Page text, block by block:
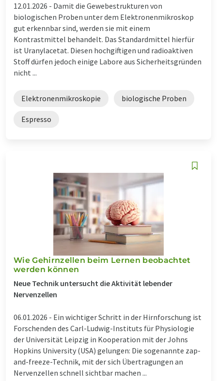
12.01.2026 - Damit die Gewebestrukturen von
biologischen Proben unter dem Elektronenmikroskop
gut erkennbar sind, werden sie mit einem
Kontrastmittel behandelt. Das Standardmittel hierfür
ist Uranylacetat. Diesen hochgiftigen und radioaktiven
Stoff dürfen jedoch einige Labore aus Sicherheitsgründen
nicht ...
Elektronenmikroskopie biologische Proben
Espresso
Wie Gehirnzellen beim Lernen beobachtet
werden können
Neue Technik untersucht die Aktivität lebender
Nervenzellen
06.01.2026 - Ein wichtiger Schritt in der Hirnforschung ist
Forschenden des Carl-Ludwig-Instituts für Physiologie
der Universität Leipzig in Kooperation mit der Johns
Hopkins University (USA) gelungen: Die sogenannte zap-
and-freeze-Technik, mit der sich Übertragungen an
Nervenzellen schnell sichtbar machen ...